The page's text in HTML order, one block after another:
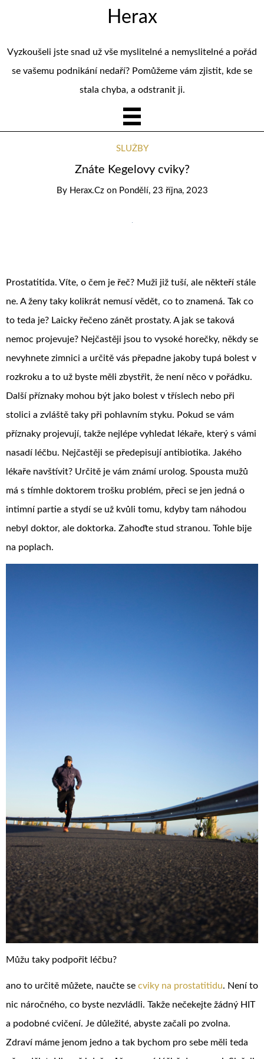
Herax
Vyzkoušeli jste snad už vše myslitelné a nemyslitelné a pořád
se vašemu podnikání nedaří? Pomůžeme vám zjistit, kde se
stala chyba, a odstranit ji.
SLUŽBY
Znáte Kegelovy cviky?
By Herax.cz on Pondělí, 23 října, 2023
Prostatitida. Víte, o čem je řeč? Muži již tuší, ale někteří stále
ne. A ženy taky kolikrát nemusí vědět, co to znamená. Tak co
to teda je? Laicky řečeno zánět prostaty. A jak se taková
nemoc projevuje? Nejčastěji jsou to vysoké horečky, někdy se
nevyhnete zimnici a určitě vás přepadne jakoby tupá bolest v
rozkroku a to už byste měli zbystřit, že není něco v pořádku.
Další příznaky mohou být jako bolest v tříslech nebo při
stolici a zvláště taky při pohlavním styku. Pokud se vám
příznaky projevují, takže nejlépe vyhledat lékaře, který s vámi
nasadí léčbu. Nejčastěji se předepisují antibiotika. Jakého
lékaře navštívit? Určitě je vám známí urolog. Spousta mužů
má s tímhle doktorem trošku problém, přeci se jen jedná o
intimní partie a stydí se už kvůli tomu, kdyby tam náhodou
nebyl doktor, ale doktorka. Zahoďte stud stranou. Tohle bije
na poplach.
Můžu taky podpořit léčbu?
ano to určitě můžete, naučte se cviky na prostatitidu. Není to
nic náročného, co byste nezvládli. Takže nečekejte žádný HIT
a podobné cvičení. Je důležité, abyste začali po zvolna.
Zdraví máme jenom jedno a tak bychom pro sebe měli teda